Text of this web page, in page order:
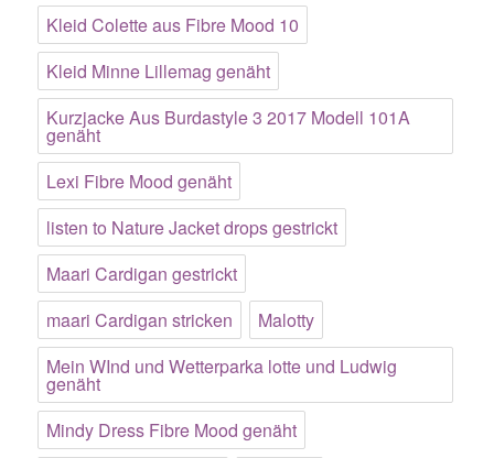
Kleid Colette aus Fibre Mood 10
Kleid Minne Lillemag genäht
Kurzjacke Aus Burdastyle 3 2017 Modell 101A
genäht
Lexi Fibre Mood genäht
listen to Nature Jacket drops gestrickt
Maari Cardigan gestrickt
maari Cardigan stricken
Malotty
Mein WInd und Wetterparka lotte und Ludwig
genäht
Mindy Dress Fibre Mood genäht